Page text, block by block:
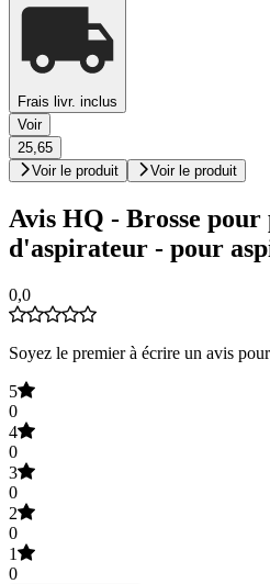
Frais livr. inclus
Voir
25,65
Voir le produit
Voir le produit
Avis HQ - Brosse
d'aspirateur - pour
0,0
Soyez le premier à écrire un avis
5
0
4
0
3
0
2
0
1
0